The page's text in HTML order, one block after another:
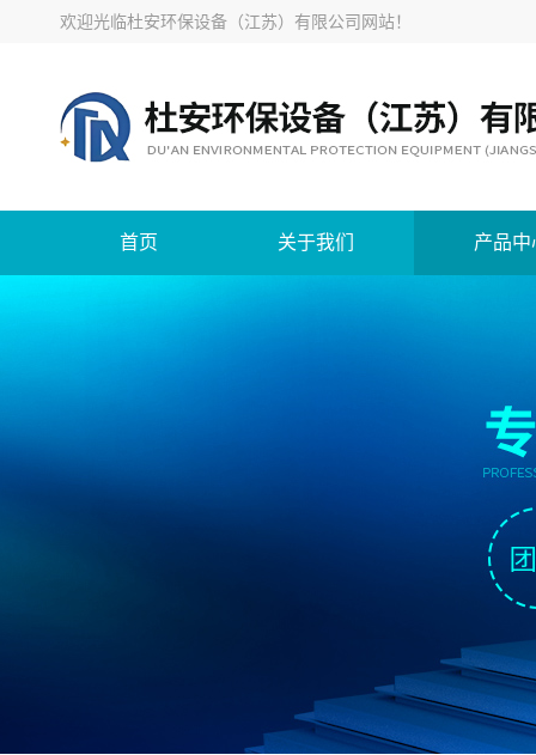
欢迎光临杜安环保设备（江苏）有限公司网站！
首页 关于我们 产品中